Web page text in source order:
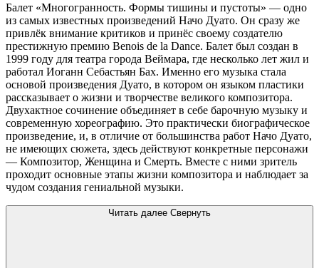
Балет «Многогранность. Формы тишины и пустоты» — одно
из самых известных произведений Начо Дуато. Он сразу же
привлёк внимание критиков и принёс своему создателю
престижную премию Benois de la Dance. Балет был создан в
1999 году для театра города Веймара, где несколько лет жил и
работал Иоганн Себастьян Бах. Именно его музыка стала
основой произведения Дуато, в котором он языком пластики
рассказывает о жизни и творчестве великого композитора.
Двухактное сочинение объединяет в себе барочную музыку и
современную хореографию. Это практически биографическое
произведение, и, в отличие от большинства работ Начо Дуато,
не имеющих сюжета, здесь действуют конкретные персонажи
— Композитор, Женщина и Смерть. Вместе с ними зритель
проходит основные этапы жизни композитора и наблюдает за
чудом создания гениальной музыки.
Читать далее Свернуть